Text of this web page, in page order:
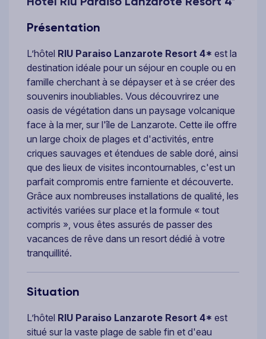
Présentation
L’hôtel RIU Paraiso Lanzarote Resort 4* est la
destination idéale pour un séjour en couple ou en
famille cherchant à se dépayser et à se créer des
souvenirs inoubliables. Vous découvrirez une
oasis de végétation dans un paysage volcanique
face à la mer, sur l'île de Lanzarote. Cette ile offre
un large choix de plages et d'activités, entre
criques sauvages et étendues de sable doré, ainsi
que des lieux de visites incontournables, c'est un
parfait compromis entre farniente et découverte.
Grâce aux nombreuses installations de qualité, les
activités variées sur place et la formule « tout
compris », vous êtes assurés de passer des
vacances de rêve dans un resort dédié à votre
tranquillité.
Situation
L’hôtel RIU Paraiso Lanzarote Resort 4* est
situé sur la vaste plage de sable fin et d'eau